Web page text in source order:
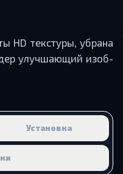
HD тек­сту­ры, убра­на
улуч­ша­ю­щий изоб­
Установка